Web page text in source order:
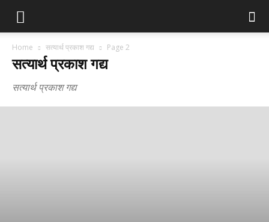
Home सत्यार्थ प्रकाश गद्य Page 2
सत्यार्थ प्रकाश गद्य
सत्यार्थ प्रकाश गद्य